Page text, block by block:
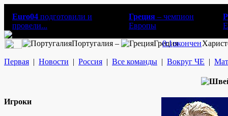
Euro04 подготовили и
провели...
Греция – чемпион
Европы
Португалия – Греция
0:1окончен
Первая | Новости | Россия | Все команды | Вокруг ЧЕ |
Игроки